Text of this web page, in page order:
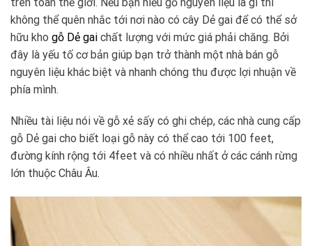
không thể quên nhắc tới nơi nào có cây Dẻ gai để có thể sở
hữu kho gỗ Dẻ gai chất lượng với mức giá phải chăng. Bởi
đây là yếu tố cơ bản giúp bạn trở thành một nhà bán gỗ
nguyên liệu khác biệt và nhanh chóng thu được lợi nhuận về
phía mình.
Nhiều tài liệu nói về gỗ xẻ sấy có ghi chép, các nhà cung cấp
gỗ Dẻ gai cho biết loại gỗ này có thể cao tới 100 feet,
đường kính rộng tới 4feet và có nhiều nhất ở các cánh rừng
lớn thuộc Châu Âu.